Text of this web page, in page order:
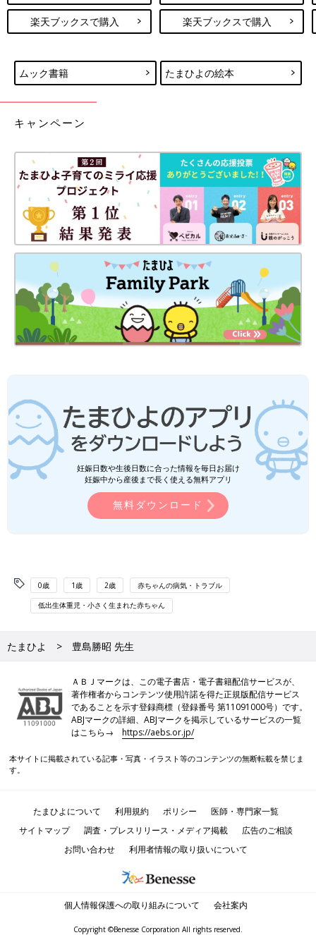
楽天ブックスで購入 楽天ブックスで購入
ムック書籍 たまひよの絵本
キャンペーン
妊娠日数や生後日数に合った情報を毎日お届け
妊娠中から産後まで長く使える無料アプリ
無料ダウンロード
0歳 1歳 2歳 赤ちゃんの病気・トラブル
低出生体重児・小さく生まれた赤ちゃん
たまひよ 豊島勝昭 先生
ＡＢＪマークは、この電子書店・電子書籍配信サービスが、
著作権者からコンテンツ使用許諾を得た正規版配信サービス
であることを示す登録商標（登録番号 第11091000号）です。
ABJマークの詳細、ABJマークを掲示しているサービスの一覧
はこちら→https://aebs.or.jp/
本サイトに掲載されている記事・写真・イラスト等のコンテンツの無断転載を禁じま
す。
たまひよについて 利用規約 ポリシー
医師・専門家一覧
サイトマップ
調査・プレスリリース・メディア掲載
広告のご相談
お問い合わせ
利用者情報の取り扱いについて
個人情報保護への取り組みについて 会社案内
Copyright ©Benesse Corporation All rights reserved.